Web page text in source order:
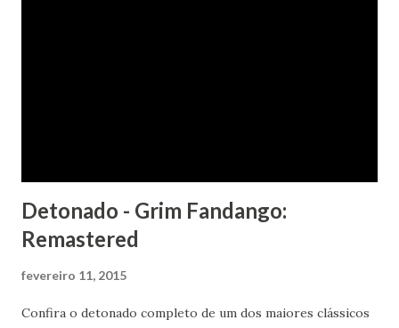
Detonado - Grim Fandango:
Remastered
fevereiro 11, 2015
Confira o detonado completo de um dos maiores clássicos